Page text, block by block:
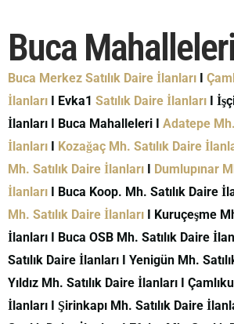
Buca
Buca Merkez Satılık Daire İlanları I
İlanları I Evka1 Satılık Daire İlanları I
İlanları I Buca Mahalleleri I Adatepe
İlanları I Kozağaç Mh. Satılık Daire
Mh. Satılık Daire İlanları I Dumlupınar
İlanları I Buca Koop. Mh. Satılık Daire
Mh. Satılık Daire İlanları I Kuruçeşme
İlanları I Buca OSB Mh. Satılık Daire
Satılık Daire İlanları I Yenigün Mh.
Yıldız Mh. Satılık Daire İlanları I
İlanları I Şirinkapı Mh. Satılık Daire